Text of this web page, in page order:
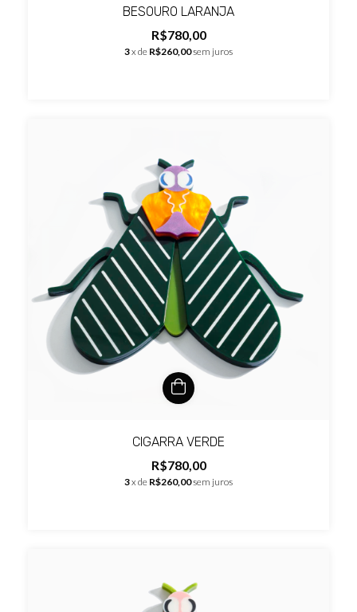
BESOURO LARANJA
R$780,00
3x de R$260,00sem juros
CIGARRA VERDE
R$780,00
3x de R$260,00sem juros